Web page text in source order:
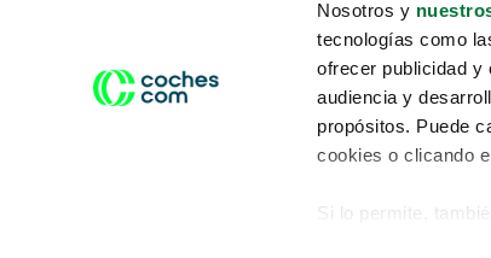
Nosotros y
tecnologías como
ofrecer publicidad y
audiencia y
propósitos. Puede
cookies o clicando
Si lo permite,
Conduce tu futuro,
desata tu movilidad